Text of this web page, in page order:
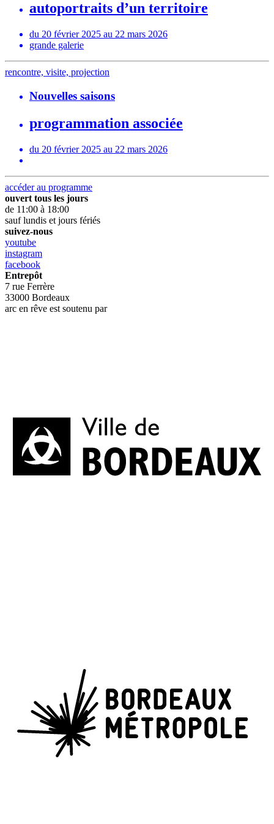
autoportraits d’un territoire
du 20 février 2025 au 22 mars 2026
grande galerie
rencontre, visite, projection
Nouvelles saisons
programmation associée
du 20 février 2025 au 22 mars 2026
accéder au programme
ouvert tous les jours
de 11:00 à 18:00
sauf lundis et jours fériés
suivez-nous
youtube
instagram
facebook
Entrepôt
7 rue Ferrère
33000 Bordeaux
arc en rêve est soutenu par